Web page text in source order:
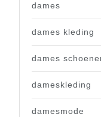
dames
dames kleding
dames
dameskleding
damesmode